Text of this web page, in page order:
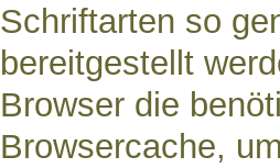
Schriftarten so
bereitgestellt
Browser die
Browsercache,